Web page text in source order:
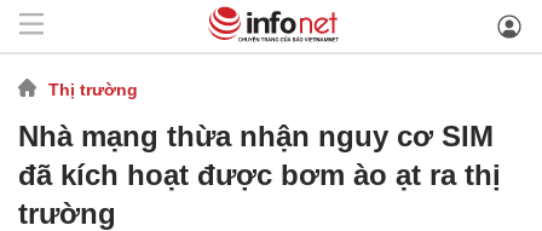
Thị trường
Nhà mạng thừa nhận nguy cơ SIM
đã kích hoạt được bơm ào ạt ra thị
trường